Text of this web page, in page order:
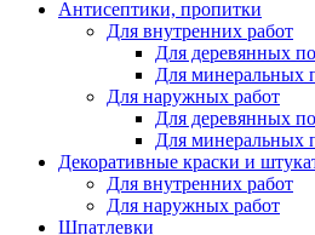
Антисептики, пропитки
Для внутренних работ
Для деревянных
Для минеральных
Для наружных работ
Для деревянных
Для минеральных
Декоративные краски и
Для внутренних работ
Для наружных работ
Шпатлевки